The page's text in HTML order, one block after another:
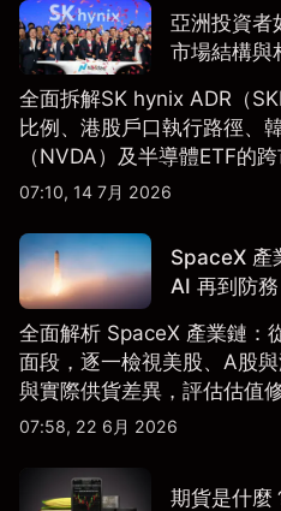
亞洲投資者
市場結構與
全面拆解SK hynix ADR（
比例、港股戶口執行路徑、
（NVDA）及半導體ETF的
配置框架，適合香港及亞洲
07:10, 14 7月 2026
SpaceX 產
AI 再到防務
全面解析 SpaceX 產業鏈：
面段，逐一檢視美股、A股
與實際供貨差異，評估估值
導。
07:58, 22 6月 2026
期貨是什麼